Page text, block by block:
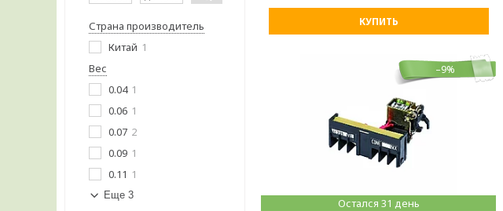
Страна производитель
Китай 1
Вес
0.04 1
0.06 1
0.07 2
0.09 1
0.11 1
Еще 3
КУПИТЬ
–9%
Остался 31 день